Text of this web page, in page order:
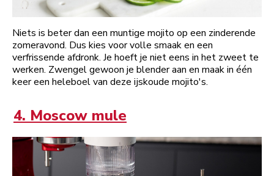
Niets is beter dan een muntige mojito op een zinderende
zomeravond. Dus kies voor volle smaak en een
verfrissende afdronk. Je hoeft je niet eens in het zweet te
werken. Zwengel gewoon je blender aan en maak in één
keer een heleboel van deze ijskoude mojito's.
4. Moscow mule